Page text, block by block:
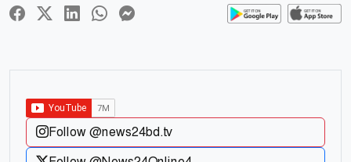
Follow @news24bd.tv